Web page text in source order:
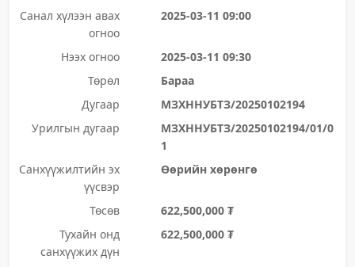
Санал хүлээн авах
огноо
2025-03-11 09:00
Нээх огноо
2025-03-11 09:30
Төрөл
Бараа
Дугаар
МЗХННУБТЗ/20250102194
Урилгын дугаар
МЗХННУБТЗ/20250102194/01/0
1
Санхүүжилтийн эх
үүсвэр
Өөрийн хөрөнгө
Төсөв
622,500,000 ₮
Тухайн онд
санхүүжих дүн
622,500,000 ₮